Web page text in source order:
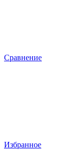
Сравнение
Избранное